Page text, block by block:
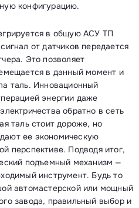
конфигурацию.
в общую АСУ ТП
от датчиков передается
Это позволяет
в данный момент и
таль. Инновационный
энергии даже
обратно в сеть
таль стоит дороже, но
ее экономическую
перспективе. Подводя итог,
подъемный механизм —
инструмент. Будь то
автомастерской или мощный
завода, правильный выбор и